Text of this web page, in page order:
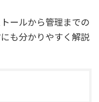
ールから管理までの
も分かりやすく解説